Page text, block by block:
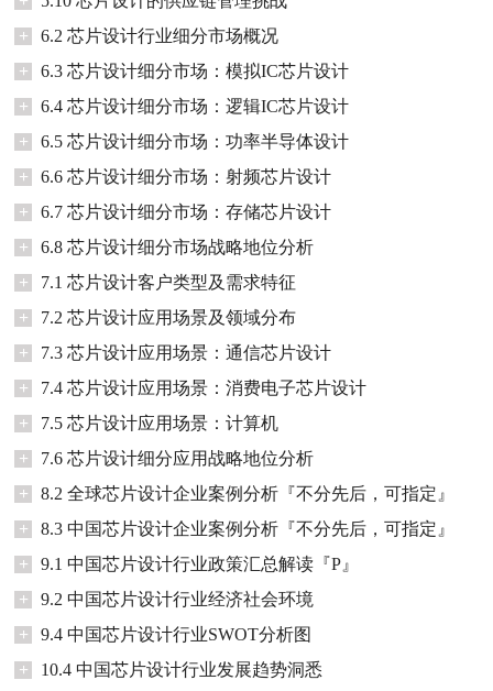
+
6.2 芯片设计行业细分市场概况
+
6.3 芯片设计细分市场：模拟IC芯片设计
+
6.4 芯片设计细分市场：逻辑IC芯片设计
+
6.5 芯片设计细分市场：功率半导体设计
+
6.6 芯片设计细分市场：射频芯片设计
+
6.7 芯片设计细分市场：存储芯片设计
+
6.8 芯片设计细分市场战略地位分析
+
7.1 芯片设计客户类型及需求特征
+
7.2 芯片设计应用场景及领域分布
+
7.3 芯片设计应用场景：通信芯片设计
+
7.4 芯片设计应用场景：消费电子芯片设计
+
7.5 芯片设计应用场景：计算机
+
7.6 芯片设计细分应用战略地位分析
+
8.2 全球芯片设计企业案例分析『不分先后，可指定』
+
8.3 中国芯片设计企业案例分析『不分先后，可指定』
+
9.1 中国芯片设计行业政策汇总解读『P』
+
9.2 中国芯片设计行业经济社会环境
+
9.4 中国芯片设计行业SWOT分析图
+
10.4 中国芯片设计行业发展趋势洞悉